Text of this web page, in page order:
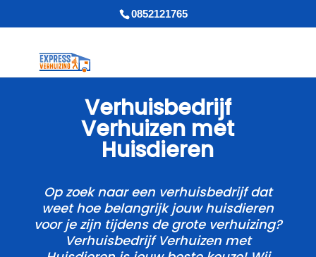
0852121765
Verhuisbedrijf
Verhuizen met
Huisdieren
Op zoek naar een verhuisbedrijf dat
weet hoe belangrijk jouw huisdieren
voor je zijn tijdens de grote verhuizing?
Verhuisbedrijf Verhuizen met